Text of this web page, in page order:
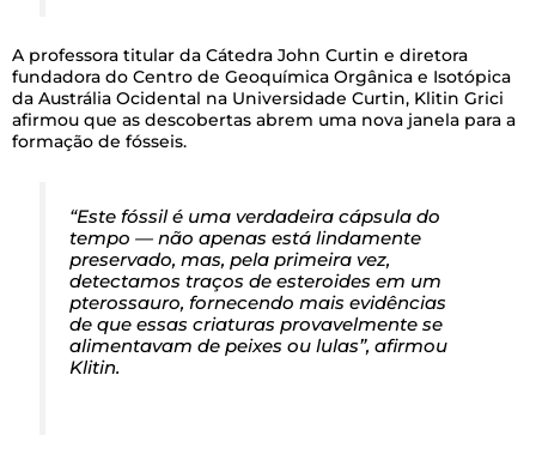
A professora titular da Cátedra John Curtin e diretora
fundadora do Centro de Geoquímica Orgânica e Isotópica
da Austrália Ocidental na Universidade Curtin, Klitin Grici
afirmou que as descobertas abrem uma nova janela para a
formação de fósseis.
“Este fóssil é uma verdadeira cápsula do
tempo — não apenas está lindamente
preservado, mas, pela primeira vez,
detectamos traços de esteroides em um
pterossauro, fornecendo mais evidências
de que essas criaturas provavelmente se
alimentavam de peixes ou lulas”, afirmou
Klitin.